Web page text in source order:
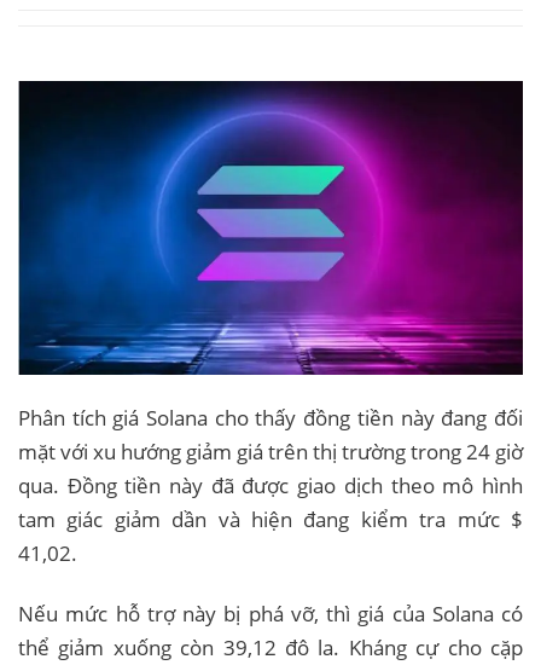
Phân tích giá Solana cho thấy đồng tiền này đang đối
mặt với xu hướng giảm giá trên thị trường trong 24 giờ
qua. Đồng tiền này đã được giao dịch theo mô hình
tam giác giảm dần và hiện đang kiểm tra mức $
41,02.
Nếu mức hỗ trợ này bị phá vỡ, thì giá của Solana có
thể giảm xuống còn 39,12 đô la. Kháng cự cho cặp